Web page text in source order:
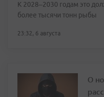
К 2028–2030 годам это
более тысячи тонн рыбы
23:32, 6 августа
О